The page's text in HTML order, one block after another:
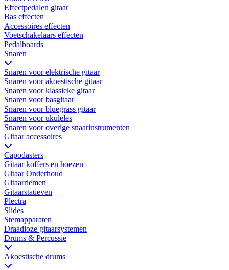
Effectpedalen gitaar
Bas effecten
Accessoires effecten
Voetschakelaars effecten
Pedalboards
Snaren
Snaren voor elektrische gitaar
Snaren voor akoestische gitaar
Snaren voor klassieke gitaar
Snaren voor basgitaar
Snaren voor bluegrass gitaar
Snaren voor ukuleles
Snaren voor overige snaarinstrumenten
Gitaar accessoires
Capodasters
Gitaar koffers en hoezen
Gitaar Onderhoud
Gitaarriemen
Gitaarstatieven
Plectra
Slides
Stemapparaten
Draadloze gitaarsystemen
Drums & Percussie
Akoestische drums